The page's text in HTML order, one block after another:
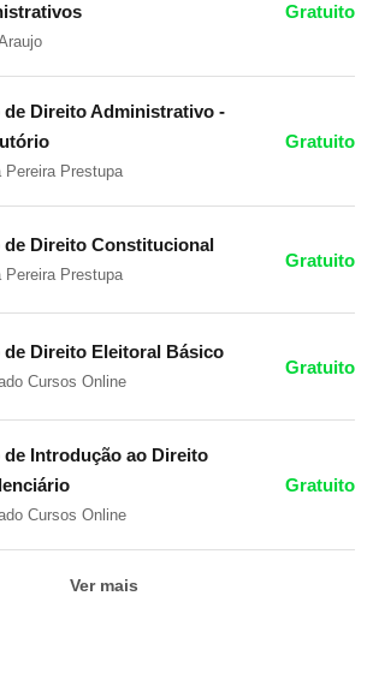
Gratuito
de Direito Administrativo -
Pereira Prestupa
Gratuito
de Direito Constitucional
Pereira Prestupa
Gratuito
de Direito Eleitoral Básico
Cursos Online
Gratuito
de Introdução ao Direito
Cursos Online
Gratuito
Ver mais